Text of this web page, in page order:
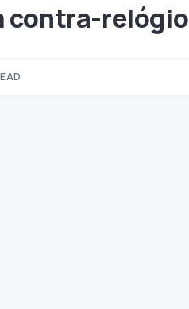
contra-relógio